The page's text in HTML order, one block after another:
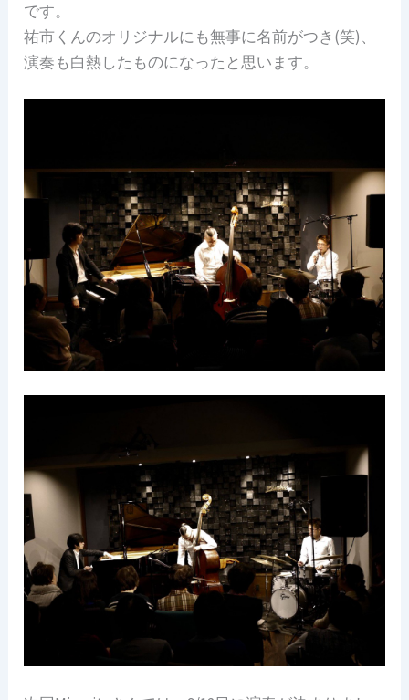
です。
祐市くんのオリジナルにも無事に名前がつき(笑)、
演奏も白熱したものになったと思います。